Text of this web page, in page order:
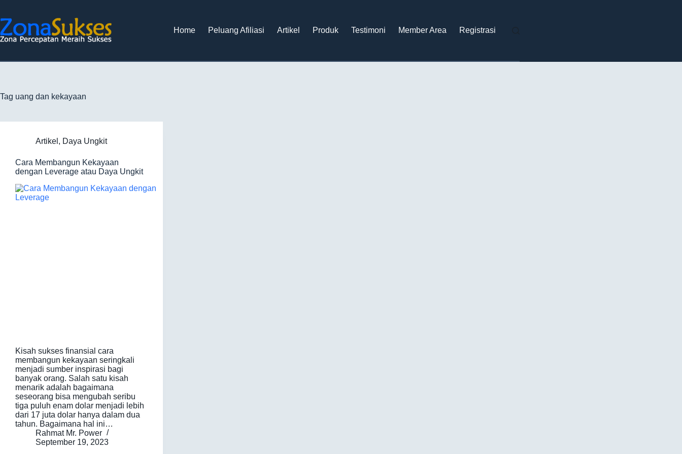
Home Peluang Afiliasi Artikel Produk Testimoni Member Area Registrasi
Tag uang dan kekayaan
Artikel , Daya Ungkit
Cara Membangun Kekayaan
dengan Leverage atau Daya Ungkit
Kisah sukses finansial cara
membangun kekayaan seringkali
menjadi sumber inspirasi bagi
banyak orang. Salah satu kisah
menarik adalah bagaimana
seseorang bisa mengubah seribu
tiga puluh enam dolar menjadi lebih
dari 17 juta dolar hanya dalam dua
tahun. Bagaimana hal ini…
Rahmat Mr. Power
September 19, 2023